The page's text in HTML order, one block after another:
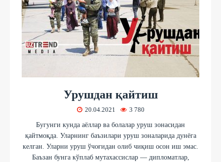
Урушдан қайтиш
20.04.2021 3 780
Бугунги кунда аёллар ва болалар уруш зонасидан
қайтмоқда. Уларнинг баъзилари уруш зоналарида дунёга
келган. Уларни уруш ўчоғидан олиб чиқиш осон иш эмас.
Баъзан бунга кўплаб мутахассислар — дипломатлар,